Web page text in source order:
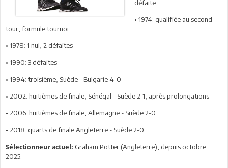
défaite
• 1974: qualifiée au second
tour, formule tournoi
• 1978: 1 nul, 2 défaites
• 1990: 3 défaites
• 1994: troisième, Suède - Bulgarie 4-0
• 2002: huitièmes de finale, Sénégal - Suède 2-1, après prolongations
• 2006: huitièmes de finale, Allemagne - Suède 2-0
• 2018: quarts de finale Angleterre - Suède 2-0.
Sélectionneur actuel: Graham Potter (Angleterre), depuis octobre
2025.